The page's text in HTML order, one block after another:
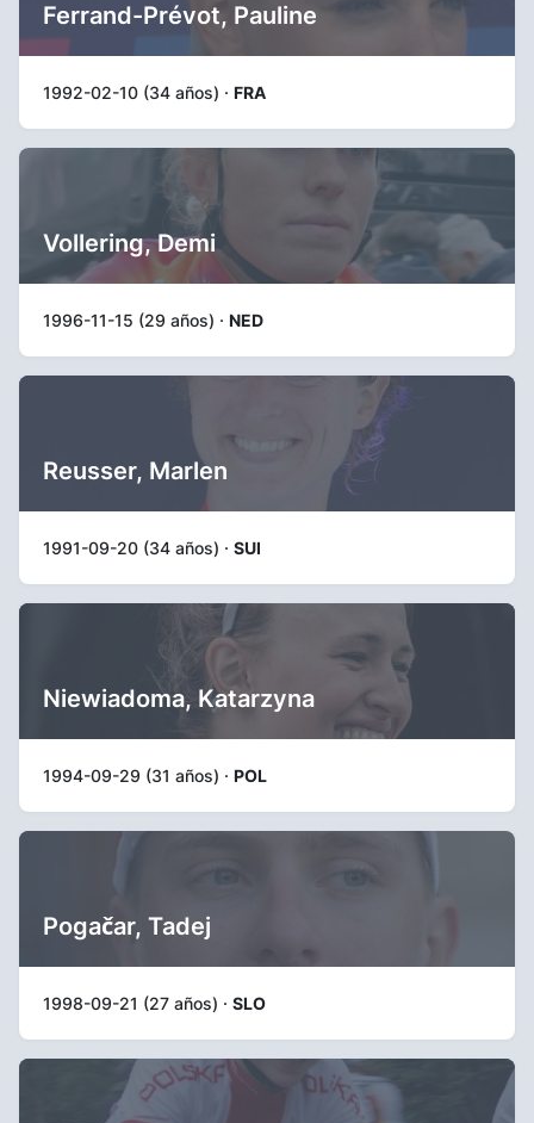
Ferrand-Prévot, Pauline
1992-02-10 (34 años) · FRA
Vollering, Demi
1996-11-15 (29 años) · NED
Reusser, Marlen
1991-09-20 (34 años) · SUI
Niewiadoma, Katarzyna
1994-09-29 (31 años) · POL
Pogačar, Tadej
1998-09-21 (27 años) · SLO